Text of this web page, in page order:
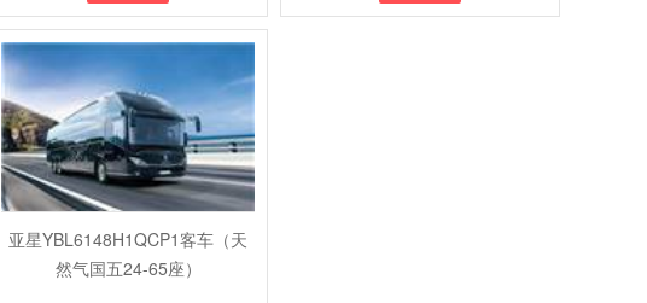
亚星YBL6148H1QCP1客车（天
然气国五24-65座）